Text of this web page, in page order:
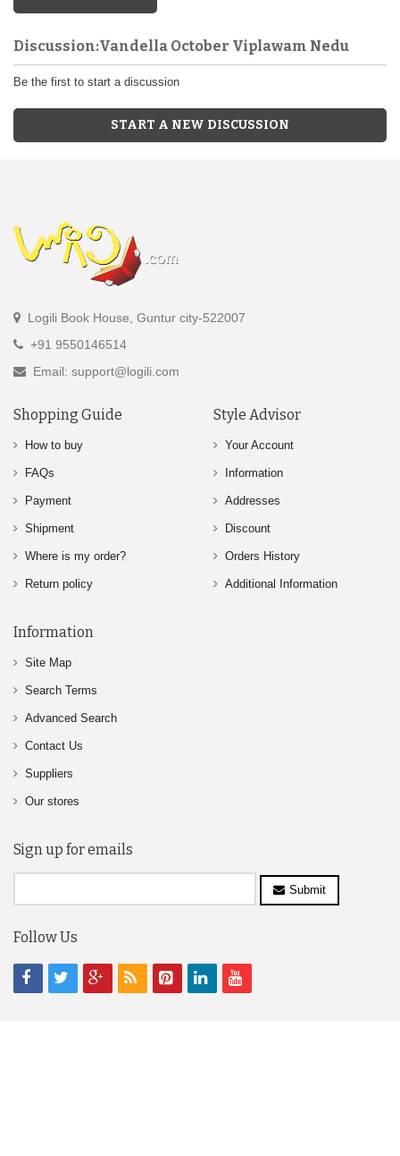
Discussion:Vandella October Viplawam Nedu
Be the first to start a discussion
START A NEW DISCUSSION
Logili Book House, Guntur city-522007
+91 9550146514
Email: support@logili.com
Shopping Guide
How to buy
FAQs
Payment
Shipment
Where is my order?
Return policy
Style Advisor
Your Account
Information
Addresses
Discount
Orders History
Additional Information
Information
Site Map
Search Terms
Advanced Search
Contact Us
Suppliers
Our stores
Sign up for emails
Submit
Follow Us